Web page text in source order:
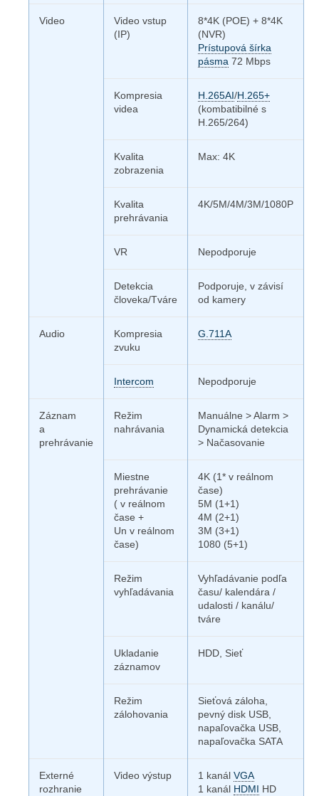
Video
Video vstup
(IP)
8*4K (POE) + 8*4K
(NVR)
Prístupová šírka
pásma 72 Mbps
Kompresia
videa
H.265AI/H.265+
(kombatibilné s
H.265/264)
Kvalita
zobrazenia
Max: 4K
Kvalita
prehrávania
4K/5M/4M/3M/1080P
VR Nepodporuje
Detekcia
človeka/Tváre
Podporuje, v závisí
od kamery
Audio
Kompresia
zvuku
G.711A
Intercom Nepodporuje
Záznam
a
prehrávanie
Režim
nahrávania
Manuálne > Alarm >
Dynamická detekcia
> Načasovanie
Miestne
prehrávanie
( v reálnom
čase +
Un v reálnom
čase)
4K (1* v reálnom
čase)
5M (1+1)
4M (2+1)
3M (3+1)
1080 (5+1)
Režim
vyhľadávania
Vyhľadávanie podľa
času/ kalendára /
udalosti / kanálu/
tváre
Ukladanie
záznamov
HDD, Sieť
Režim
zálohovania
Sieťová záloha,
pevný disk USB,
napaľovačka USB,
napaľovačka SATA
Externé
rozhranie
Video výstup 1 kanál VGA
1 kanál HDMI HD